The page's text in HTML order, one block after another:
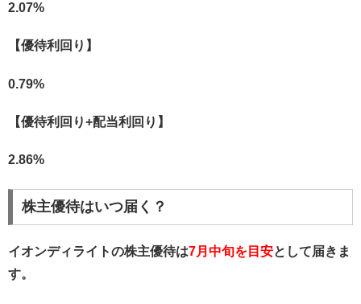
2.07%
【優待利回り】
0.79%
【優待利回り+配当利回り】
2.86%
株主優待はいつ届く？
イオンディライトの株主優待は7月中旬を目安として届きま
す。